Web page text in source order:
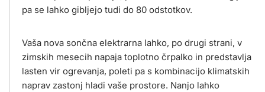
pa se lahko gibljejo tudi do 80 odstotkov.
Vaša nova sončna elektrarna lahko, po drugi strani, v
zimskih mesecih napaja toplotno črpalko in predstavlja
lasten vir ogrevanja, poleti pa s kombinacijo klimatskih
naprav zastonj hladi vaše prostore. Nanjo lahko